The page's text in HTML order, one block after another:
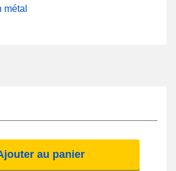
métal
au panier